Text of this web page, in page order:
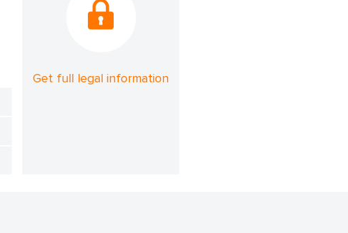
Get full legal information